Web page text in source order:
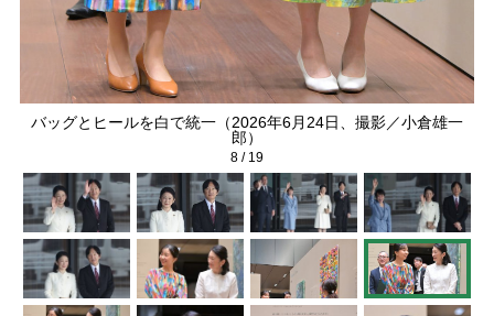
バッグとヒールを白で統一（2026年6月24日、撮影／小倉雄一
郎）
8 / 19